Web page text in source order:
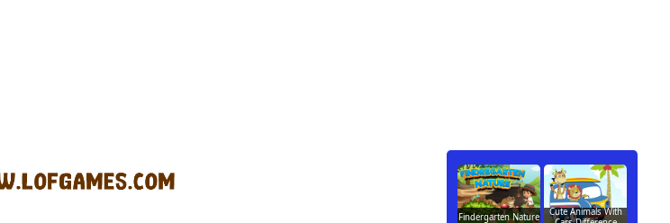
Findergarten Nature
Cute Animals With